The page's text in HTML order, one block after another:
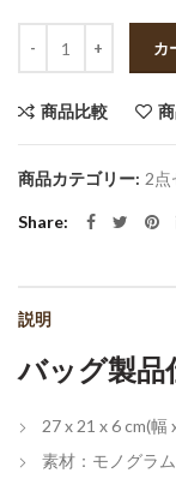
カ
商品比較
商品カテゴリー: 2点
Share
説明
バッグ製品
27 x 21 x 6 cm(幅
素材：モノグラ